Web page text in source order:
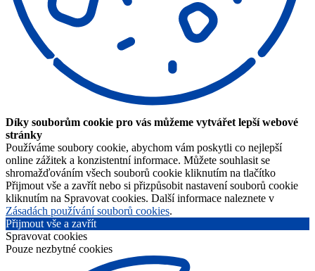
Díky souborům cookie pro vás můžeme vytvářet lepší webové
stránky
Používáme soubory cookie, abychom vám poskytli co nejlepší
online zážitek a konzistentní informace. Můžete souhlasit se
shromažďováním všech souborů cookie kliknutím na tlačítko
Přijmout vše a zavřít nebo si přizpůsobit nastavení souborů cookie
kliknutím na Spravovat cookies. Další informace naleznete v
Zásadách používání souborů cookies.
Přijmout vše a zavřít
Spravovat cookies
Pouze nezbytné cookies